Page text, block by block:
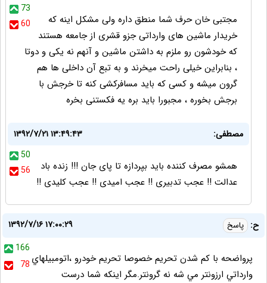
73
60
مجتبی خان حرف شما منطق داره ولی مشکل اینه که
خریدار ماشین های وارداتی جزو قشری از جامعه هستند
که خودشون رو ملزم به داشتن ماشین و آنهم نه یکی و دوتا
، بنابراین خیلی راحت میخرند و به تبع آن داخلی ها هم
گرون میشه و کسی که باید مسافرکشی کنه تا خرجش با
برجش بخوره ، مجبورا باید بره یه فکستنی بخره
مصطفی:
۱۳۹۲/۷/۲۱ ۱۳:۴۹:۴۳
50
56
همشو مصرف کننده باید بپردازه تا پای جان !!! زنده باد
عدالت !! عجب تدبیری !! عجب امیدی !! عجب کلیدی !!
ح: پاسخ
۱۳۹۲/۷/۱۶ ۱۷:۰۰:۲۹
166
78 پرواضحه با کم شدن تحريم خصوصا تحريم خودرو ،اتومبيلهاي
وارداتي ارزونتر مي شه نه گرونتر.مگر اينکه شما درست